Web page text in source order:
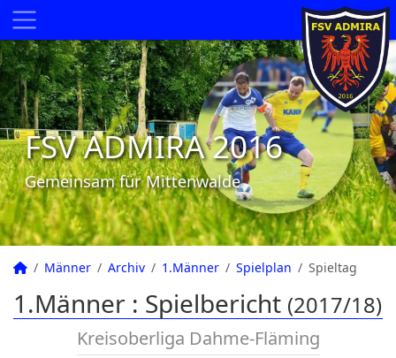
FSV ADMIRA 2016
Gemeinsam für Mittenwalde
Männer Archiv 1.Männer Spielplan Spieltag
1.Männer : Spielbericht (2017/18)
Kreisoberliga Dahme-Fläming